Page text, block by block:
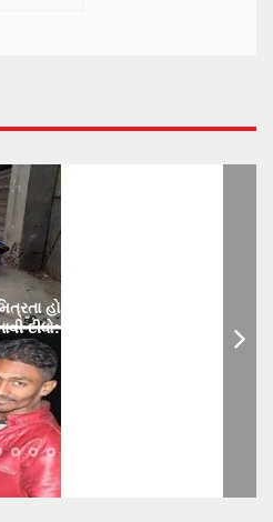
હોય છાતીમાં છરીનો ઘા ઝીકિને
દીધો: ગુનો નોંધાયો